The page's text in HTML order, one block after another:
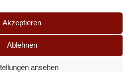
Akzeptieren
Ablehnen
ansehen